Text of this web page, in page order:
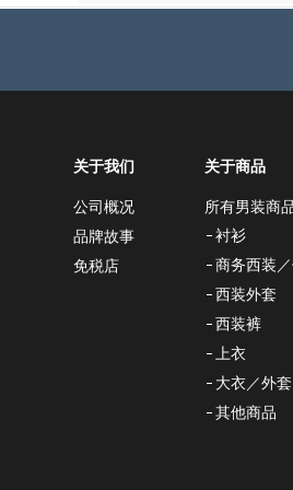
关于我们
公司概况
品牌故事
免税店
关于商品
所有男装商
衬衫
商务西装
西装外套
西装裤
上衣
大衣／外套
其他商品